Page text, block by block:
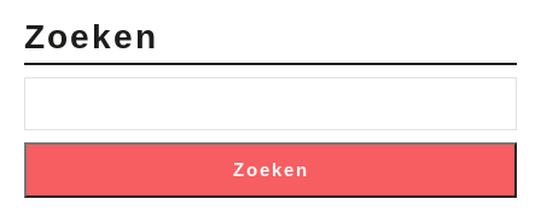
Zoeken
Zoeken